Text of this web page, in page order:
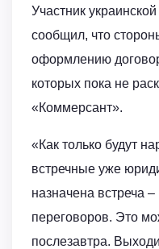
Участник
сообщил, что
оформлению
которых пока не
«Коммерсант».
«Как только будут
встречные уже
назначена встреча
переговоров. Это
послезавтра.